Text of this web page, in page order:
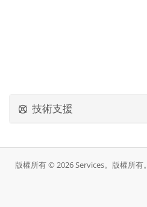
技術支援
版權所有 © 2026 Services。版權所有。